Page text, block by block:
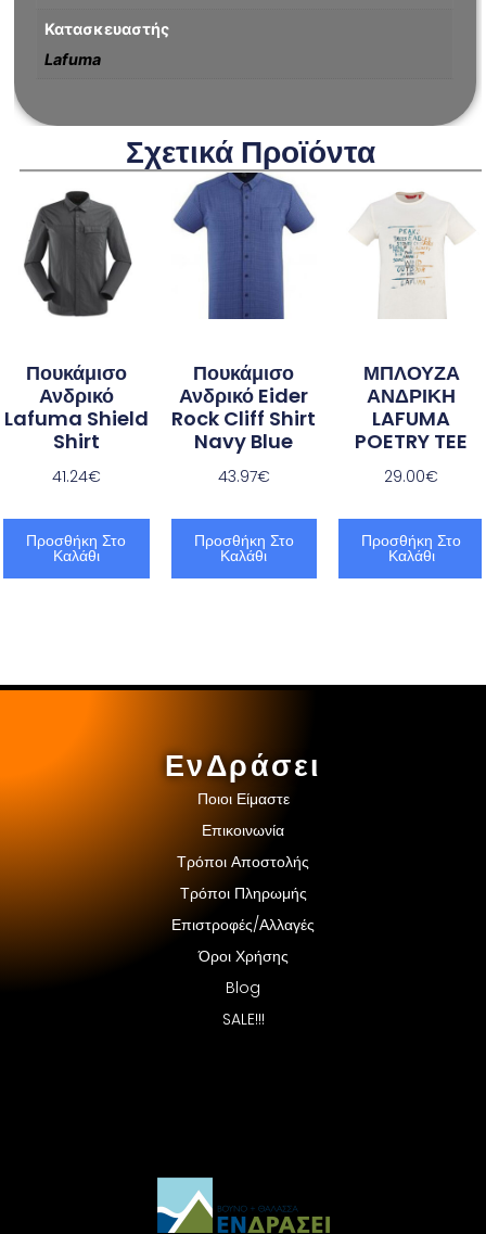
Κατασκευαστής
Lafuma
Σχετικά Προϊόντα
Πουκάμισο
Ανδρικό
Lafuma Shield
Shirt
41.24€
Προσθήκη Στο
Καλάθι
Πουκάμισο
Ανδρικό Eider
Rock Cliff Shirt
Navy Blue
43.97€
Προσθήκη Στο
Καλάθι
ΜΠΛΟΥΖΑ
ΑΝΔΡΙΚΗ
LAFUMA
POETRY TEE
29.00€
Προσθήκη Στο
Καλάθι
ΕνΔράσει
Ποιοι Είμαστε
Επικοινωνία
Τρόποι Αποστολής
Τρόποι Πληρωμής
Επιστροφές/Αλλαγές
Όροι Χρήσης
Blog
SALE!!!